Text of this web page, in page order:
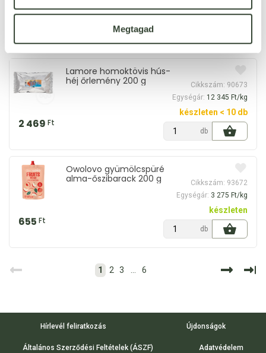
Megtagad
készleten
Lamore homoktövis hús-
héj őrlemény 200 g
Cikkszám: 90673
Egységár: 12 345 Ft/kg
2 469 Ft
készleten < 10 db
db
Owolovo gyümölcspüré
alma-őszibarack 200 g
Cikkszám: 93672
Egységár: 3 275 Ft/kg
655 Ft
készleten
db
1 2 3 6
Hírlevél feliratkozás Újdonságok
Általános Szerződési Feltételek (ÁSZF) Adatvédelem